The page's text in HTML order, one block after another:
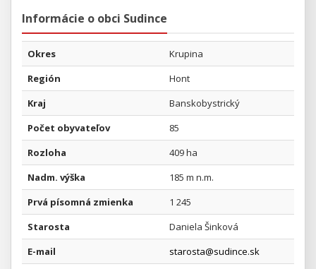
Informácie o obci Sudince
Okres
Krupina
Región
Hont
Kraj
Banskobystrický
Počet obyvateľov
85
Rozloha
409 ha
Nadm. výška
185 m n.m.
Prvá písomná zmienka
1 245
Starosta
Daniela Šinková
E-mail
starosta@sudince.sk